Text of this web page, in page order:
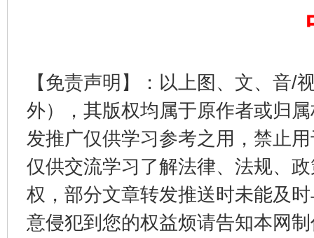
【免责声明】：以上图、文、音/
外），其版权均属于原作者或归
发推广仅供学习参考之用，禁止
仅供交流学习了解法律、法规、
权，部分文章转发推送时未能及
意侵犯到您的权益烦请告知本网
东山县通报“牛蛙产品抗生素超标问题” 法